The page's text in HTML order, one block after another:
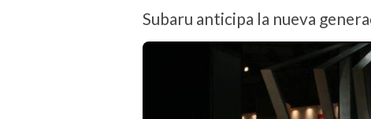
Subaru anticipa la nueva